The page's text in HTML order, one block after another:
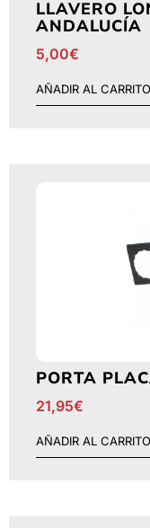
LLAVERO
ANDALUCÍA
5,00€
AÑADIR AL CARRITO
PORTA
21,95€
AÑADIR AL CARRITO